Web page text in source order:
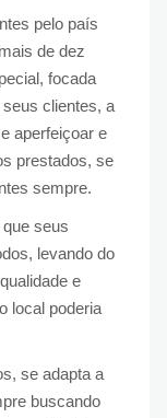
pelo país
de dez
focada
clientes, a
aperfeiçoar e
prestados, se
sempre.
seus
levando do
e
local poderia
se adapta a
buscando